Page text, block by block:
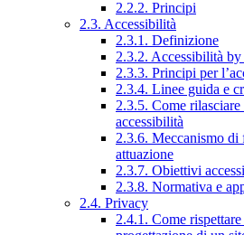
2.2.2. Principi
2.3. Accessibilità
2.3.1. Definizione
2.3.2. Accessibilità by
2.3.3. Principi per
2.3.4. Linee guida e
2.3.5. Come
accessibilità
2.3.6. Meccanismo di
attuazione
2.3.7. Obiettivi
2.3.8. Normativa e
2.4. Privacy
2.4.1. Come